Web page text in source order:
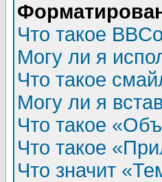
Что такое
Могу ли я
Что такое
Могу ли я
Что такое
Что такое
Что значит